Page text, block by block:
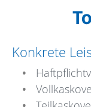
Konkrete